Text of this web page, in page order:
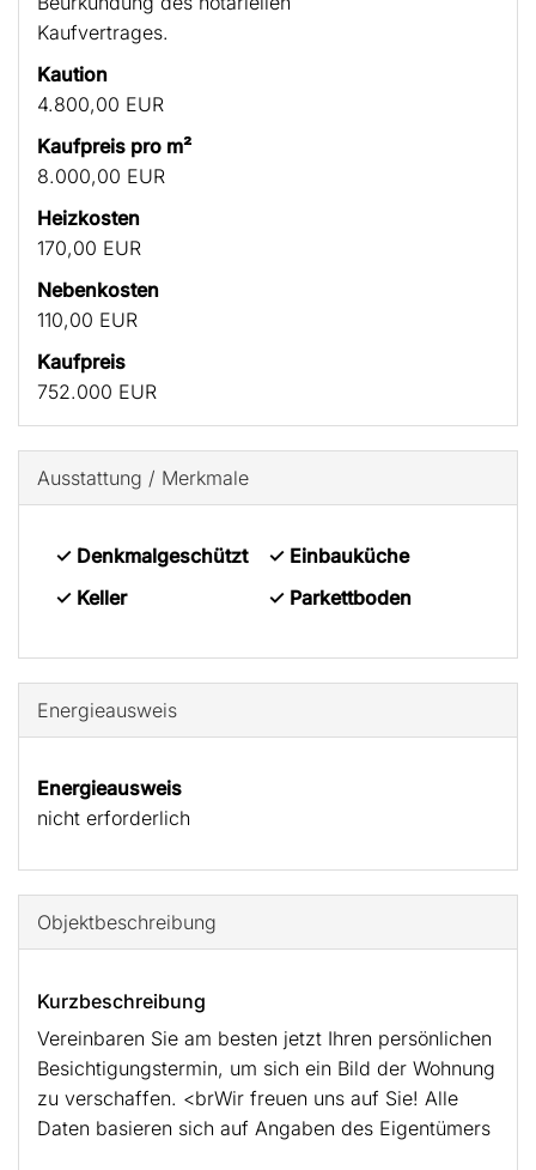
Kaufvertrages.
Kaution
4.800,00 EUR
Kaufpreis pro m²
8.000,00 EUR
Heizkosten
170,00 EUR
Nebenkosten
110,00 EUR
Kaufpreis
752.000 EUR
Ausstattung / Merkmale
✓ Denkmalgeschützt
✓ Einbauküche
✓ Keller
✓ Parkettboden
Energieausweis
Energieausweis
nicht erforderlich
Objekt­beschreibung
Kurzbeschreibung
Vereinbaren Sie am besten jetzt Ihren persönlichen
Besichtigungstermin, um sich ein Bild der Wohnung
zu verschaffen. <brWir freuen uns auf Sie! Alle
Daten basieren sich auf Angaben des Eigentümers